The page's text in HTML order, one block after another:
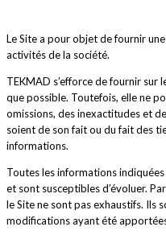
Le Site a pour objet de fournir
activités de la société.
TEKMAD s’efforce de fournir sur
que possible. Toutefois, elle ne
omissions, des inexactitudes et
soient de son fait ou du fait des
informations.
Toutes les informations
et sont susceptibles d’évoluer.
le Site ne sont pas exhaustifs. Ils
modifications ayant été